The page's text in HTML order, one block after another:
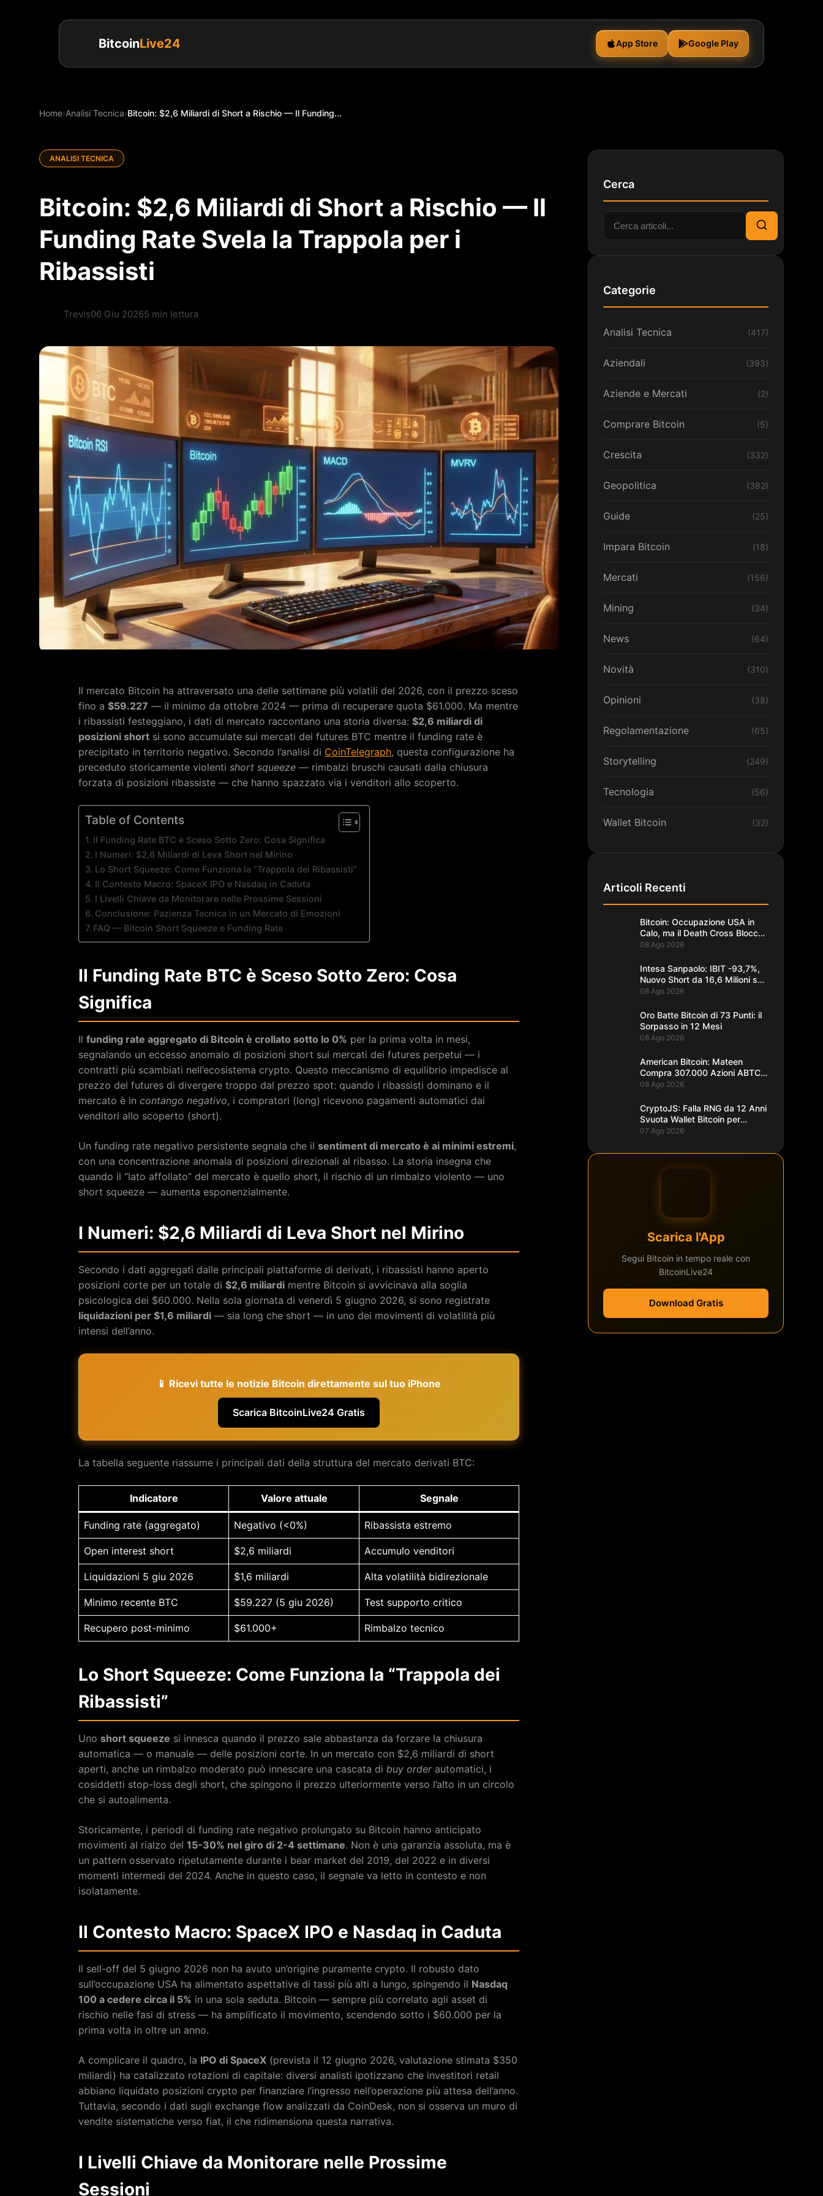
BitcoinLive24 App Store Google Play
Home›Analisi Tecnica›Bitcoin: $2,6 Miliardi di Short a Rischio — Il Funding...
ANALISI TECNICA
Bitcoin: $2,6 Miliardi di Short a Rischio — Il
Funding Rate Svela la Trappola per i
Ribassisti
Trevis06 Giu 20265 min lettura
Il mercato Bitcoin ha attraversato una delle settimane più volatili del 2026, con il prezzo sceso
fino a $59.227 — il minimo da ottobre 2024 — prima di recuperare quota $61.000. Ma mentre
i ribassisti festeggiano, i dati di mercato raccontano una storia diversa: $2,6 miliardi di
posizioni short si sono accumulate sui mercati dei futures BTC mentre il funding rate è
precipitato in territorio negativo. Secondo l’analisi di CoinTelegraph, questa configurazione ha
preceduto storicamente violenti short squeeze — rimbalzi bruschi causati dalla chiusura
forzata di posizioni ribassiste — che hanno spazzato via i venditori allo scoperto.
Table of Contents
Il Funding Rate BTC è Sceso Sotto Zero: Cosa Significa
I Numeri: $2,6 Miliardi di Leva Short nel Mirino
Lo Short Squeeze: Come Funziona la “Trappola dei Ribassisti”
Il Contesto Macro: SpaceX IPO e Nasdaq in Caduta
I Livelli Chiave da Monitorare nelle Prossime Sessioni
Conclusione: Pazienza Tecnica in un Mercato di Emozioni
FAQ — Bitcoin Short Squeeze e Funding Rate
Il Funding Rate BTC è Sceso Sotto Zero: Cosa
Significa
Il funding rate aggregato di Bitcoin è crollato sotto lo 0% per la prima volta in mesi,
segnalando un eccesso anomalo di posizioni short sui mercati dei futures perpetui — i
contratti più scambiati nell’ecosistema crypto. Questo meccanismo di equilibrio impedisce al
prezzo del futures di divergere troppo dal prezzo spot: quando i ribassisti dominano e il
mercato è in contango negativo, i compratori (long) ricevono pagamenti automatici dai
venditori allo scoperto (short).
Un funding rate negativo persistente segnala che il sentiment di mercato è ai minimi estremi,
con una concentrazione anomala di posizioni direzionali al ribasso. La storia insegna che
quando il “lato affollato” del mercato è quello short, il rischio di un rimbalzo violento — uno
short squeeze — aumenta esponenzialmente.
I Numeri: $2,6 Miliardi di Leva Short nel Mirino
Secondo i dati aggregati dalle principali piattaforme di derivati, i ribassisti hanno aperto
posizioni corte per un totale di $2,6 miliardi mentre Bitcoin si avvicinava alla soglia
psicologica dei $60.000. Nella sola giornata di venerdì 5 giugno 2026, si sono registrate
liquidazioni per $1,6 miliardi — sia long che short — in uno dei movimenti di volatilità più
intensi dell’anno.
📱 Ricevi tutte le notizie Bitcoin direttamente sul tuo iPhone
Scarica BitcoinLive24 Gratis
La tabella seguente riassume i principali dati della struttura del mercato derivati BTC:
Indicatore Valore attuale Segnale
Funding rate (aggregato) Negativo (<0%) Ribassista estremo
Open interest short $2,6 miliardi Accumulo venditori
Liquidazioni 5 giu 2026 $1,6 miliardi Alta volatilità bidirezionale
Minimo recente BTC $59.227 (5 giu 2026) Test supporto critico
Recupero post-minimo $61.000+ Rimbalzo tecnico
Lo Short Squeeze: Come Funziona la “Trappola dei
Ribassisti”
Uno short squeeze si innesca quando il prezzo sale abbastanza da forzare la chiusura
automatica — o manuale — delle posizioni corte. In un mercato con $2,6 miliardi di short
aperti, anche un rimbalzo moderato può innescare una cascata di buy orderautomatici, i
cosiddetti stop-loss degli short, che spingono il prezzo ulteriormente verso l’alto in un circolo
che si autoalimenta.
Storicamente, i periodi di funding rate negativo prolungato su Bitcoin hanno anticipato
movimenti al rialzo del 15-30% nel giro di 2-4 settimane. Non è una garanzia assoluta, ma è
un pattern osservato ripetutamente durante i bear market del 2019, del 2022 e in diversi
momenti intermedi del 2024. Anche in questo caso, il segnale va letto in contesto e non
isolatamente.
Il Contesto Macro: SpaceX IPO e Nasdaq in Caduta
Il sell-off del 5 giugno 2026 non ha avuto un’origine puramente crypto. Il robusto dato
sull’occupazione USA ha alimentato aspettative di tassi più alti a lungo, spingendo il Nasdaq
100 a cedere circa il 5% in una sola seduta. Bitcoin — sempre più correlato agli asset di
rischio nelle fasi di stress — ha amplificato il movimento, scendendo sotto i $60.000 per la
prima volta in oltre un anno.
A complicare il quadro, la IPO di SpaceX (prevista il 12 giugno 2026, valutazione stimata $350
miliardi) ha catalizzato rotazioni di capitale: diversi analisti ipotizzano che investitori retail
abbiano liquidato posizioni crypto per finanziare l’ingresso nell’operazione più attesa dell’anno.
Tuttavia, secondo i dati sugli exchange flow analizzati da CoinDesk, non si osserva un muro di
vendite sistematiche verso fiat, il che ridimensiona questa narrativa.
I Livelli Chiave da Monitorare nelle Prossime
Sessioni
Cerca
Cerca:
Cerca
Categorie
Analisi Tecnica (417)
Aziendali (393)
Aziende e Mercati (2)
Comprare Bitcoin (5)
Crescita (332)
Geopolitica (382)
Guide (25)
Impara Bitcoin (18)
Mercati (156)
Mining (34)
News (64)
Novità (310)
Opinioni (38)
Regolamentazione (65)
Storytelling (249)
Tecnologia (56)
Wallet Bitcoin (32)
Articoli Recenti
Bitcoin: Occupazione USA in
Calo, ma il Death Cross Blocca
il Rally
08 Ago 2026
Intesa Sanpaolo: IBIT -93,7%,
Nuovo Short da 16,6 Milioni su
Bitcoin
08 Ago 2026
Oro Batte Bitcoin di 73 Punti: il
Sorpasso in 12 Mesi
08 Ago 2026
American Bitcoin: Mateen
Compra 307.000 Azioni ABTC
per 1,93M$
08 Ago 2026
CryptoJS: Falla RNG da 12 Anni
Svuota Wallet Bitcoin per
$5,7M
07 Ago 2026
Scarica l'App
Segui Bitcoin in tempo reale con
BitcoinLive24
Download Gratis